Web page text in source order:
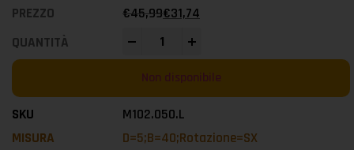
€45,99€31,74
Non disponibile
M102.050.L
D=5;B=40;Rotazione=SX